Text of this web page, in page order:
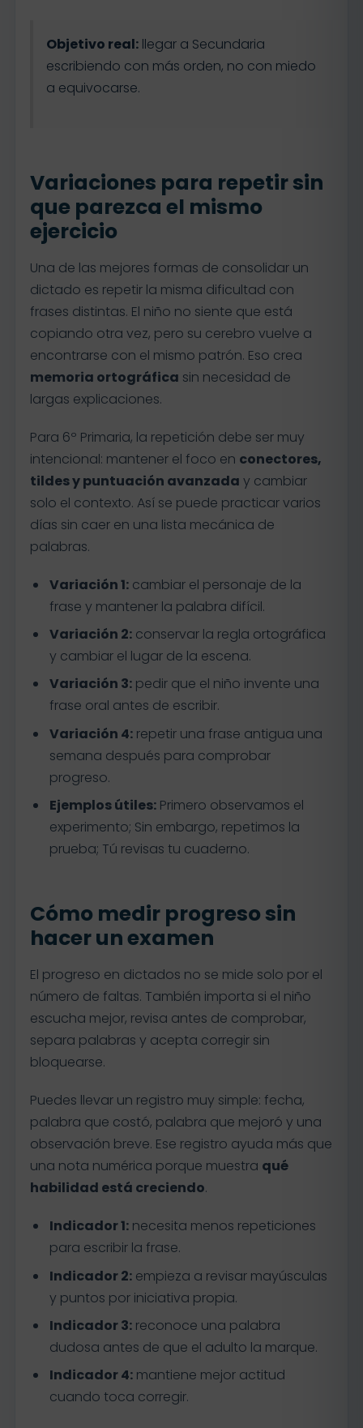
Objetivo real: llegar a Secundaria
escribiendo con más orden, no con miedo
a equivocarse.
Variaciones para repetir sin
que parezca el mismo
ejercicio
Una de las mejores formas de consolidar un
dictado es repetir la misma dificultad con
frases distintas. El niño no siente que está
copiando otra vez, pero su cerebro vuelve a
encontrarse con el mismo patrón. Eso crea
memoria ortográfica sin necesidad de
largas explicaciones.
Para 6º Primaria, la repetición debe ser muy
intencional: mantener el foco en conectores,
tildes y puntuación avanzada y cambiar
solo el contexto. Así se puede practicar varios
días sin caer en una lista mecánica de
palabras.
Variación 1:cambiar el personaje de la
frase y mantener la palabra difícil.
Variación 2:conservar la regla ortográfica
y cambiar el lugar de la escena.
Variación 3:pedir que el niño invente una
frase oral antes de escribir.
Variación 4:repetir una frase antigua una
semana después para comprobar
progreso.
Ejemplos útiles:Primero observamos el
experimento; Sin embargo, repetimos la
prueba; Tú revisas tu cuaderno.
Cómo medir progreso sin
hacer un examen
El progreso en dictados no se mide solo por el
número de faltas. También importa si el niño
escucha mejor, revisa antes de comprobar,
separa palabras y acepta corregir sin
bloquearse.
Puedes llevar un registro muy simple: fecha,
palabra que costó, palabra que mejoró y una
observación breve. Ese registro ayuda más que
una nota numérica porque muestra qué
habilidad está creciendo.
Indicador 1:necesita menos repeticiones
para escribir la frase.
Indicador 2:empieza a revisar mayúsculas
y puntos por iniciativa propia.
Indicador 3:reconoce una palabra
dudosa antes de que el adulto la marque.
Indicador 4:mantiene mejor actitud
cuando toca corregir.